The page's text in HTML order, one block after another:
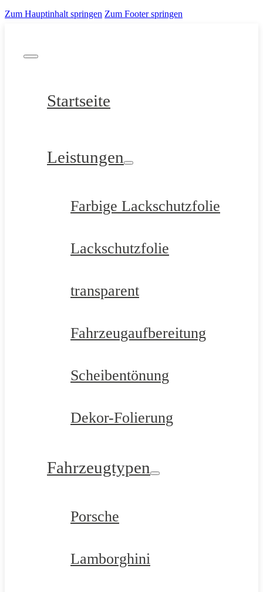
Zum Hauptinhalt springen Zum Footer springen
Startseite
Leistungen
Farbige Lackschutzfolie
Lackschutzfolie
transparent
Fahrzeugaufbereitung
Scheibentönung
Dekor-Folierung
Fahrzeugtypen
Porsche
Lamborghini